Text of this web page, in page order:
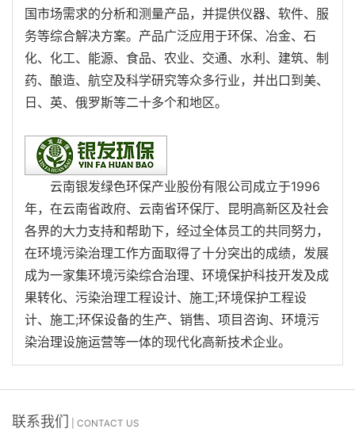
国市场需求的分析和测量产品，并提供仪器、软件、服
务等综合解决方案。产品广泛应用于环保、冶金、石
化、化工、能源、食品、农业、交通、水利、建筑、制
药、酿造、航空及科学研究等众多行业，并出口到美、
日、英、俄罗斯等二十多个和地区。
云南银发绿色环保产业股份有限公司成立于1996
年，在云南省政府、云南省环保厅、昆明高新区及社会
各界的大力支持和帮助下，经过全体员工的共同努力，
在环境污染治理工作方面取得了十分突出的成绩，发展
成为一家集环境污染综合治理、环境保护科技开发及成
果转化、污染治理工程设计、施工;环境保护工程设
计、施工;环保设备的生产、销售、项目咨询、环境污
染治理设施运营等一体的现代化高新技术企业。
联系我们 | CONTACT US